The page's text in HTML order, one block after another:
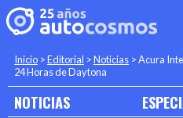
Inicio >Editorial >Noticias >Acura
24 Horas de Daytona
NOTICIAS